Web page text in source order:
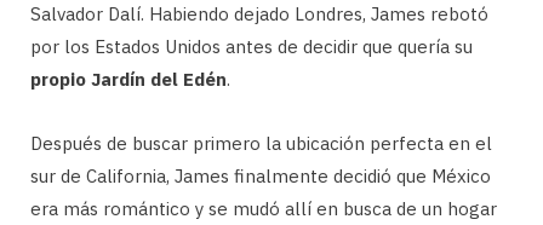
Salvador Dalí. Habiendo dejado Londres, James rebotó
por los Estados Unidos antes de decidir que quería su
propio Jardín del Edén.
Después de buscar primero la ubicación perfecta en el
sur de California, James finalmente decidió que México
era más romántico y se mudó allí en busca de un hogar